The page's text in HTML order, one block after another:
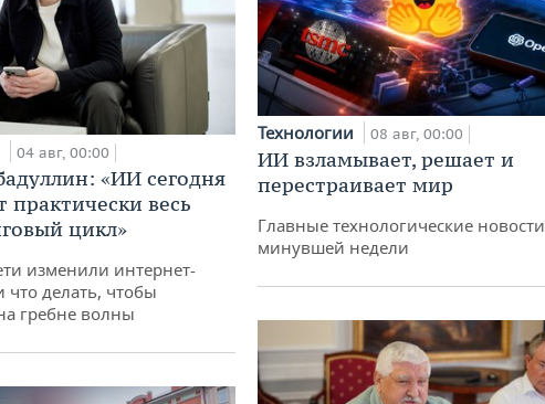
04 авг, 00:00
«ИИ сегодня
практически весь
цикл»
изменили интернет-
что делать, чтобы
гребне волны
Технологии 08 авг, 00:00
ИИ взламывает, решает и
перестраивает мир
Главные технологические новости
минувшей недели